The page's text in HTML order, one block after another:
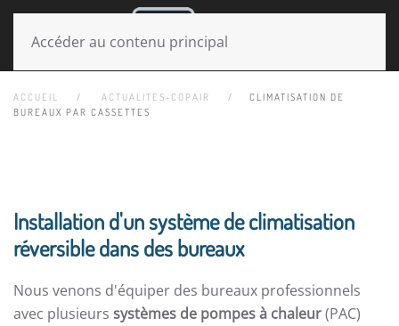
Accéder au contenu principal
ACCUEIL ACTUALITES-COPAIR
CLIMATISATION DE
BUREAUX PAR CASSETTES
Installation d'un système de climatisation
réversible dans des bureaux
Nous venons d'équiper des bureaux professionnels
avec plusieurs systèmes de pompes à chaleur(PAC)